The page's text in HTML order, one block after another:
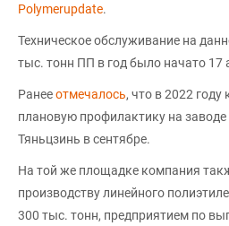
Polymerupdate.
Техническое обслуживание на
тыс. тонн ПП в год было начато 17
Ранееотмечалось, что в 2022
плановую профилактику на
Тяньцзинь в сентябре.
На той же площадке компания
производству линейного
300 тыс. тонн, предприятием по